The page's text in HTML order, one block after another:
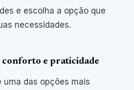
e escolha a opção que
necessidades.
e praticidade
uma das opções mais